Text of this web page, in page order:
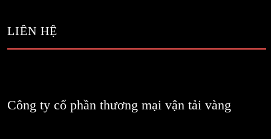
LIÊN HỆ
Công ty cổ phần thương mại vận tải vàng